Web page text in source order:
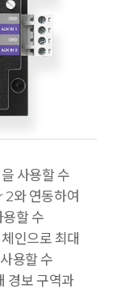
사용할 수
와 연동하여
할 수
인으로 최대
용할 수
경보 구역과